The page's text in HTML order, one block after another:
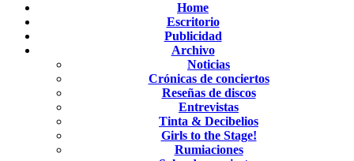
Home
Escritorio
Publicidad
Archivo
Noticias
Crónicas de conciertos
Reseñas de discos
Entrevistas
Tinta & Decibelios
Girls to the Stage!
Rumiaciones